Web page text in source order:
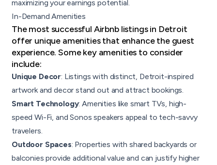
maximizing your earnings potential.
In-Demand Amenities
The most successful Airbnb listingsin Detroit
offer unique amenities that enhance the guest
experience. Some key amenities to consider
include:
Unique Decor: Listings with distinct, Detroit-inspired
artwork and decor stand out and attract bookings.
Smart Technology: Amenities like smart TVs, high-
speed Wi-Fi, and Sonos speakers appeal to tech-savvy
travelers.
Outdoor Spaces: Properties with shared backyards or
balconies provide additional value and can justify higher